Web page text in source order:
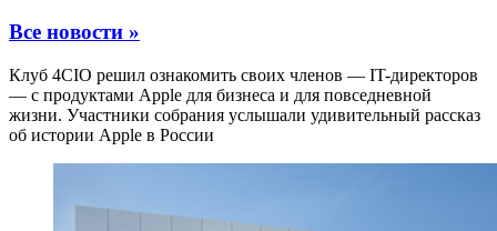
Все новости »
Клуб 4CIO решил ознакомить своих членов — IT-директоров
— с продуктами Apple для бизнеса и для повседневной
жизни. Участники собрания услышали удивительный рассказ
об истории Apple в России